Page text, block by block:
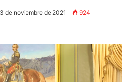
3 de noviembre de 2021 924